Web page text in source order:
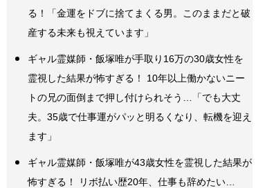
る！「金運をドブに捨てまくる男。このままだと破
産する未来も視えています」
ギャル霊媒師・飯塚唯が手取り16万の30歳女性を
霊視した結果が怖すぎる！ 10年以上働かないニー
トの兄の面倒まで押し付けられそう…「でも大丈
夫。35歳で仕事運がパッと明るくなり、転機を迎え
ます」
ギャル霊媒師・飯塚唯が43歳女性を霊視した結果が
怖すぎる！ リボ払い歴20年、仕事も辞めたい…